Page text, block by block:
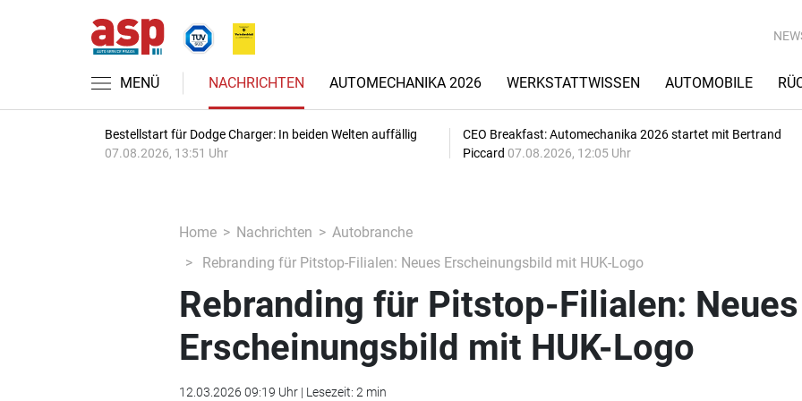
MENÜ NACHRICHTEN AUTOMECHANIKA 2026 WERKSTATTWISSEN AUTOMOBILE
Bestellstart für Dodge Charger: In beiden Welten auffällig
07.08.2026, 13:51 Uhr
CEO Breakfast: Automechanika 2026 startet mit Bertrand
Piccard 07.08.2026, 12:05 Uhr
Home Nachrichten
Autobranche
Rebranding für Pitstop-Filialen: Neues Erscheinungsbild mit HUK-Logo
Rebranding für Pitstop-Filialen: Neues
Erscheinungsbild mit HUK-Logo
12.03.2026 09:19 Uhr | Lesezeit: 2 min